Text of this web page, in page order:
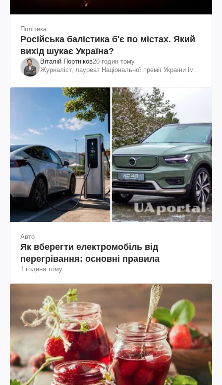
Політика
Російська балістика б'є по містах. Який
вихід шукає Україна?
Віталій Портніков20 годин тому
Журналіст, лауреат Національної премії України ім.
Авто
Як вберегти електромобіль від
перегрівання: основні правила
1 година тому